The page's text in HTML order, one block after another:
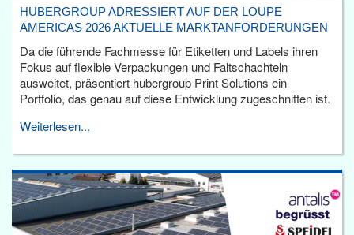
HUBERGROUP ADRESSIERT AUF DER LOUPE
AMERICAS 2026 AKTUELLE MARKTANFORDERUNGEN
Da die führende Fachmesse für Etiketten und Labels ihren
Fokus auf flexible Verpackungen und Faltschachteln
ausweitet, präsentiert hubergroup Print Solutions ein
Portfolio, das genau auf diese Entwicklung zugeschnitten ist.
Weiterlesen...